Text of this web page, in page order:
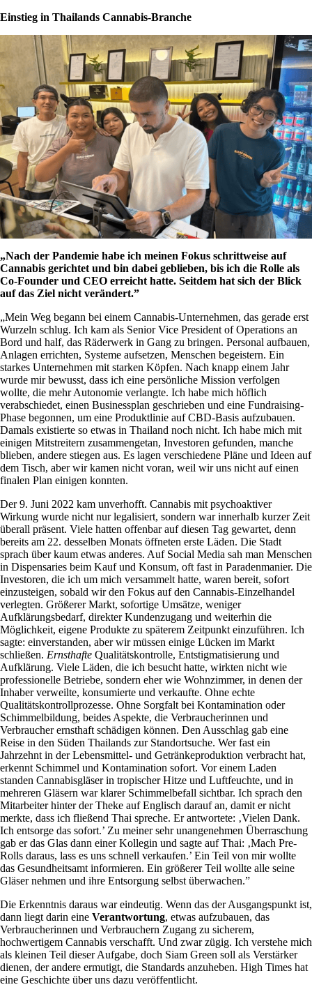
Einstieg in Thailands Cannabis-Branche
„Nach der Pandemie habe ich meinen Fokus schrittweise auf
Cannabis gerichtet und bin dabei geblieben, bis ich die Rolle als
Co-Founder und CEO erreicht hatte. Seitdem hat sich der Blick
auf das Ziel nicht verändert.”
„Mein Weg begann bei einem Cannabis-Unternehmen, das gerade erst
Wurzeln schlug. Ich kam als Senior Vice President of Operations an
Bord und half, das Räderwerk in Gang zu bringen. Personal aufbauen,
Anlagen errichten, Systeme aufsetzen, Menschen begeistern. Ein
starkes Unternehmen mit starken Köpfen. Nach knapp einem Jahr
wurde mir bewusst, dass ich eine persönliche Mission verfolgen
wollte, die mehr Autonomie verlangte. Ich habe mich höflich
verabschiedet, einen Businessplan geschrieben und eine Fundraising-
Phase begonnen, um eine Produktlinie aufCBD-Basis aufzubauen.
Damals existierte so etwas in Thailand noch nicht. Ich habe mich mit
einigen Mitstreitern zusammengetan, Investoren gefunden, manche
blieben, andere stiegen aus. Es lagen verschiedene Pläne und Ideen auf
dem Tisch, aber wir kamen nicht voran, weil wir uns nicht auf einen
finalen Plan einigen konnten.
Der 9. Juni 2022 kam unverhofft. Cannabis mit psychoaktiver
Wirkung wurde nicht nur legalisiert, sondern war innerhalb kurzer Zeit
überall präsent. Viele hatten offenbar auf diesen Tag gewartet, denn
bereits am 22. desselben Monats öffneten erste Läden. Die Stadt
sprach über kaum etwas anderes. Auf Social Media sah man Menschen
in Dispensaries beim Kauf und Konsum, oft fast in Paradenmanier. Die
Investoren, die ich um mich versammelt hatte, waren bereit, sofort
einzusteigen, sobald wir den Fokus auf den Cannabis-Einzelhandel
verlegten. Größerer Markt, sofortige Umsätze, weniger
Aufklärungsbedarf, direkter Kundenzugang und weiterhin die
Möglichkeit, eigene Produkte zu späterem Zeitpunkt einzuführen. Ich
sagte: einverstanden, aber wir müssen einige Lücken im Markt
schließen. Ernsthafte Qualitätskontrolle, Entstigmatisierung und
Aufklärung. Viele Läden, die ich besucht hatte, wirkten nicht wie
professionelle Betriebe, sondern eher wie Wohnzimmer, in denen der
Inhaber verweilte, konsumierte und verkaufte. Ohne echte
Qualitätskontrollprozesse. Ohne Sorgfalt bei Kontamination oder
Schimmelbildung, beides Aspekte, die Verbraucherinnen und
Verbraucher ernsthaft schädigen können. Den Ausschlag gab eine
Reise in den Süden Thailands zur Standortsuche. Wer fast ein
Jahrzehnt in der Lebensmittel- und Getränkeproduktion verbracht hat,
erkennt Schimmel und Kontamination sofort. Vor einem Laden
standen Cannabisgläser in tropischer Hitze und Luftfeuchte, und in
mehreren Gläsern war klarer Schimmelbefall sichtbar. Ich sprach den
Mitarbeiter hinter der Theke auf Englisch darauf an, damit er nicht
merkte, dass ich fließend Thai spreche. Er antwortete: ‚Vielen Dank.
Ich entsorge das sofort.’ Zu meiner sehr unangenehmen Überraschung
gab er das Glas dann einer Kollegin und sagte auf Thai: ‚Mach Pre-
Rolls daraus, lass es uns schnell verkaufen.’ Ein Teil von mir wollte
das Gesundheitsamt informieren. Ein größerer Teil wollte alle seine
Gläser nehmen und ihre Entsorgung selbst überwachen.”
Die Erkenntnis daraus war eindeutig. Wenn das der Ausgangspunkt ist,
dann liegt darin eine Verantwortung, etwas aufzubauen, das
Verbraucherinnen und Verbrauchern Zugang zu sicherem,
hochwertigem Cannabis verschafft. Und zwar zügig. Ich verstehe mich
als kleinen Teil dieser Aufgabe, doch Siam Green soll als Verstärker
dienen, der andere ermutigt, die Standards anzuheben. High Times hat
eine Geschichte über uns dazu veröffentlicht.